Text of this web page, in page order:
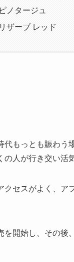
ノタージュ
ザーブ レッド
もっとも賑わ
人が行き交い活
セスがよく、
開始し、その